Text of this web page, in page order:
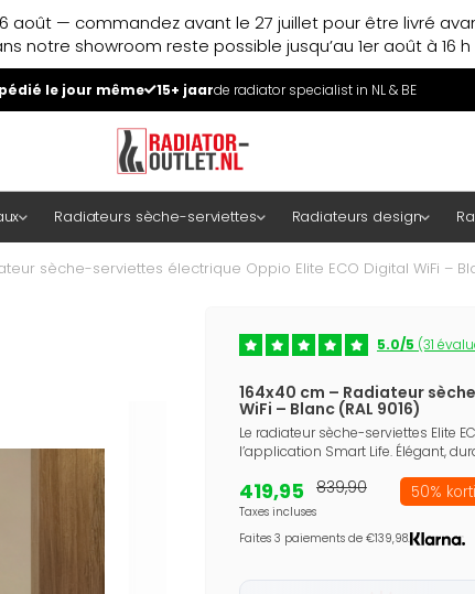
août — commandez avant le 27 juillet pour être livré
notre showroom reste possible jusqu’au 1er août à 16 h
le jour même 15+ jaarde radiator specialist in NL & BE
Radiateurs sèche-serviettes Radiateurs design
sèche-serviettes électrique Oppio Elite ECO Digital WiFi –
5.0/5 (31
164x40 cm – Radiateur
WiFi – Blanc (RAL 9016)
Le radiateur sèche-serviettes Elite
l’application Smart Life. Élégant,
419,95
Taxes incluses
839,90 50%
Faites 3 paiements de €139,98.